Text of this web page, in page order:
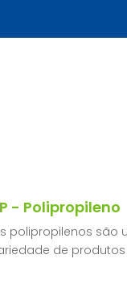
- Polipropileno
polipropilenos são
de